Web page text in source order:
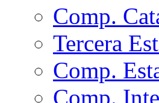
Comp.
Tercera
Comp.
Comp.